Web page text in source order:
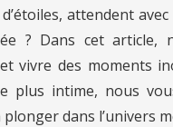
attendent
? Dans cet
vivre des moments
plus intime, nous
dans l’univers